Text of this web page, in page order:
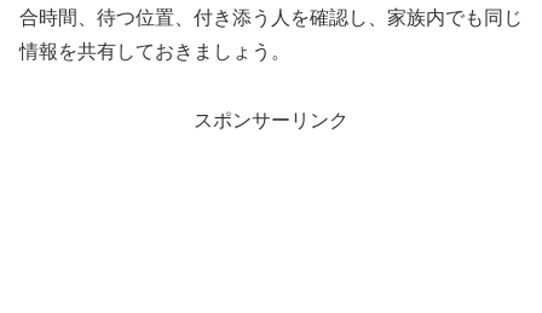
合時間、待つ位置、付き添う人を確認し、家族内でも同じ
情報を共有しておきましょう。
スポンサーリンク